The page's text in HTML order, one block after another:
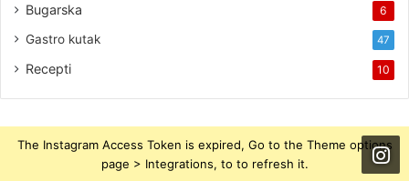
Bugarska 6
Gastro kutak 47
Recepti 10
The Instagram Access Token is expired, Go to the Theme options
page > Integrations, to to refresh it.